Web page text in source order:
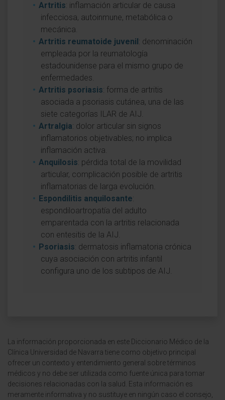
Artritis: inflamación articular de causa
infecciosa, autoinmune, metabólica o
mecánica.
Artritis reumatoide juvenil: denominación
empleada por la reumatología
estadounidense para el mismo grupo de
enfermedades.
Artritis psoriasis: forma de artritis
asociada a psoriasis cutánea, una de las
siete categorías ILAR de AIJ.
Artralgia: dolor articular sin signos
inflamatorios objetivables; no implica
inflamación activa.
Anquilosis: pérdida total de la movilidad
articular, complicación posible de artritis
inflamatorias de larga evolución.
Espondilitis anquilosante:
espondiloartropatía del adulto
emparentada con la artritis relacionada
con entesitis de la AIJ.
Psoriasis: dermatosis inflamatoria crónica
cuya asociación con artritis infantil
configura uno de los subtipos de AIJ.
La información proporcionada en este Diccionario Médico de la
Clínica Universidad de Navarra tiene como objetivo principal
ofrecer un contexto y entendimiento general sobre términos
médicos y no debe ser utilizada como fuente única para tomar
decisiones relacionadas con la salud. Esta información es
meramente informativa y no sustituye en ningún caso el consejo,